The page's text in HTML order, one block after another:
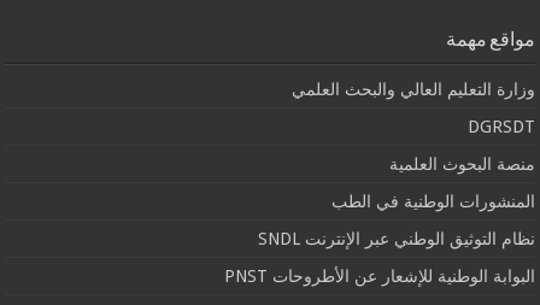
مواقع مهمة
وزارة التعليم العالي والبحث العلمي
DGRSDT
منصة البحوث العلمية
المنشورات الوطنية في الطب
نظام التوثيق الوطني عبر الإنترنت SNDL
البوابة الوطنية للإشعار عن الأطروحات PNST